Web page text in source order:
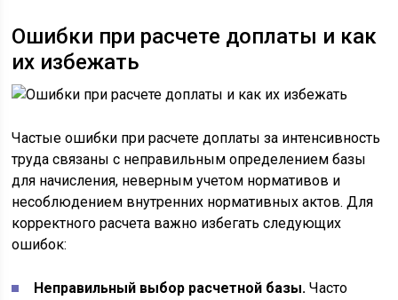
Ошибки при расчете доплаты и как
их избежать
Частые ошибки при расчете доплаты за интенсивность
труда связаны с неправильным определением базы
для начисления, неверным учетом нормативов и
несоблюдением внутренних нормативных актов. Для
корректного расчета важно избегать следующих
ошибок:
Неправильный выбор расчетной базы. Часто